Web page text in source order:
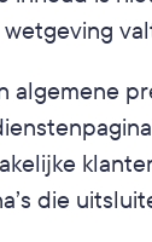
algemene
die